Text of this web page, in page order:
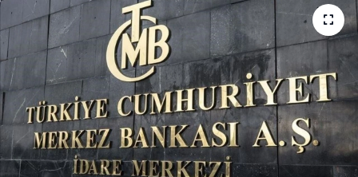
Oyun
Ramazan
Resmi İlanlar
Rüya Tabirleri